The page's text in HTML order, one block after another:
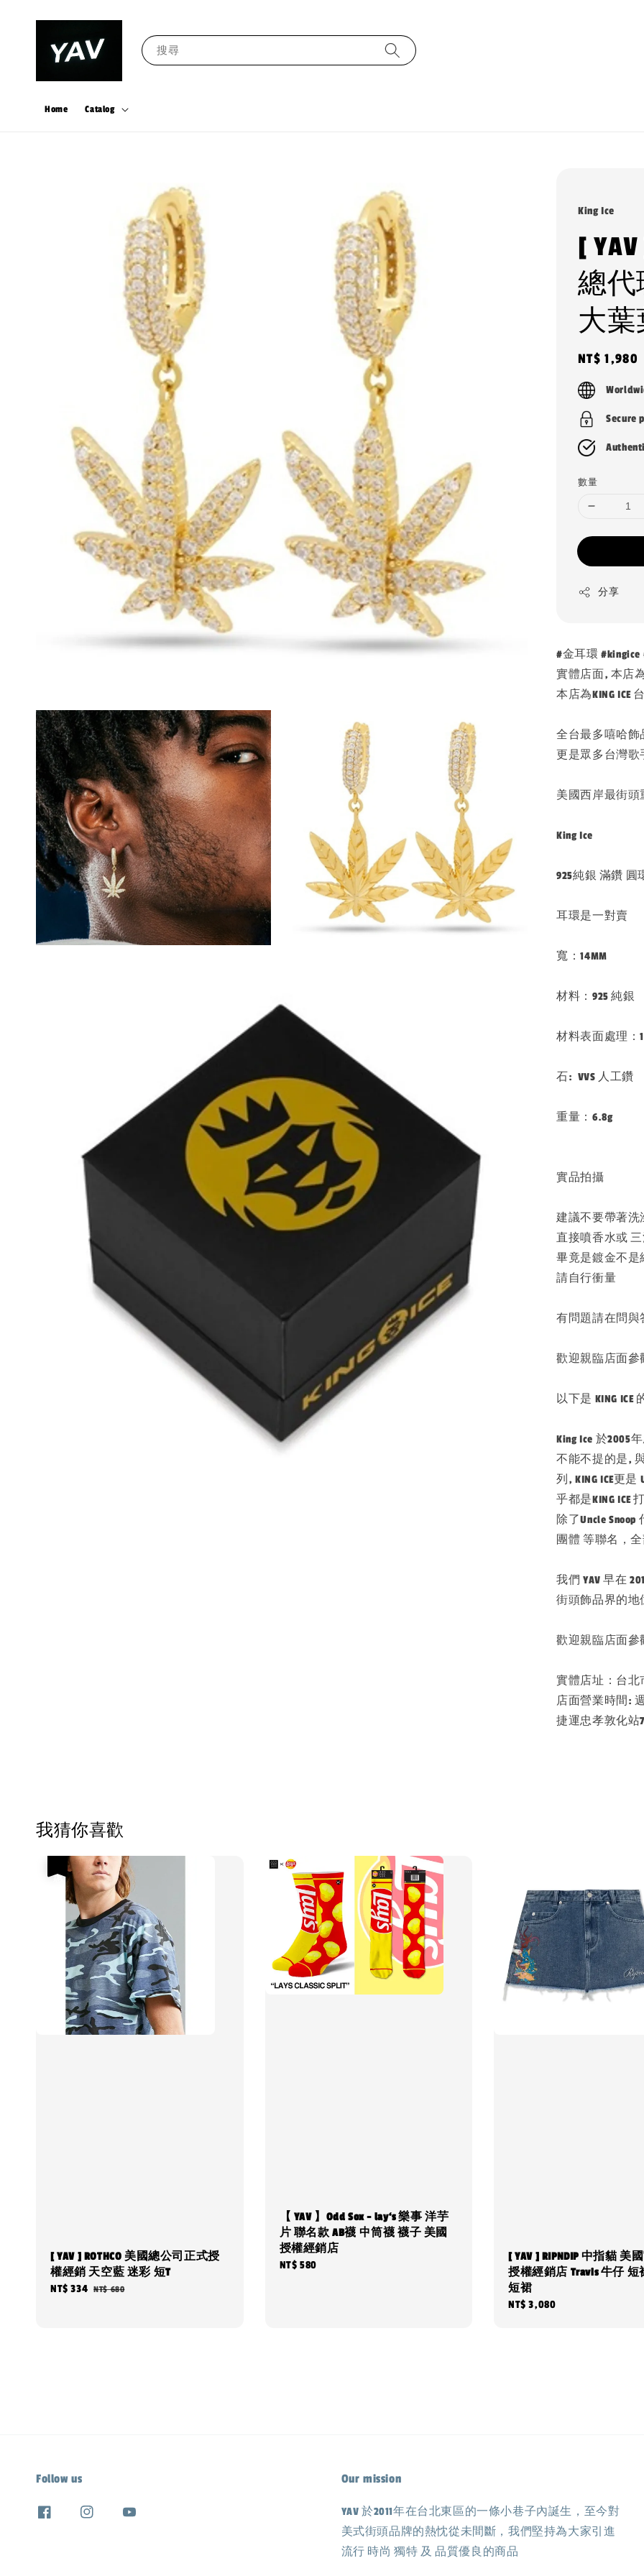
搜尋
Home Catalog
King Ice
[
總代
大葉
Regular
price
NT$ 1,980
Secure
數量
分享
#金耳環
實體店面, 本店
本店為KING ICE
全台最多嘻哈飾
更是眾多台灣
美國西岸最街頭
King Ice
925純銀 滿鑽 圓
耳環是一對賣
寬：14MM
材料：925 純銀
材料表面處理：
石: VVS 人工鑽
重量：6.8g
實品拍攝
建議不要帶著洗
直接噴香水或
畢竟是鍍金不是
請自行衝量
有問題請在問與
歡迎親臨店面參
以下是 KING ICE
King Ice 於2005
不能不提的是, 與
列, KING ICE更是
乎都是KING ICE
除了Uncle
團體 等聯名，
我們 YAV 早在
街頭飾品界的地
歡迎親臨店面參
實體店址：台北
店面營業時間: 週
捷運忠孝敦化站
我猜你喜歡
[ YAV ] ROTHCO 美國總公司正式授
權經銷 天空藍 迷彩 短T
Sale
NT$ 334 Regular
NT$ 680
【 YAV 】Odd Sox - lay‘s 樂事 洋芋
片 聯名款 AB襪 中筒襪 襪子 美國
授權經銷店
Regular
NT$ 580
[ YAV ] RIPNDIP 中指貓 美
授權經銷店 Travis 牛仔 短
短裙
Regular
NT$ 3,080
Follow us Our mission
YAV 於2011年在台北東區的一條小巷子內誕生，至今對
美式街頭品牌的熱忱從未間斷，我們堅持為大家引進
流行 時尚 獨特 及 品質優良的商品